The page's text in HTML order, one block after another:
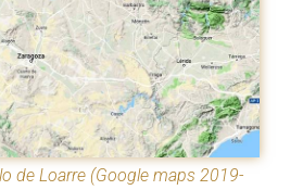
de Loarre (Google maps 2019-